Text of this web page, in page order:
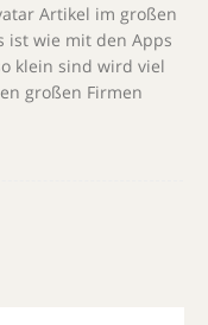
Artikel im großen
ist wie mit den Apps
klein sind wird viel
großen Firmen